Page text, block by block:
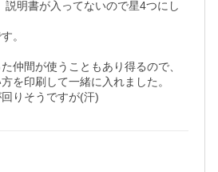
説明書が入ってないので星4つにし
。
仲間が使うこともあり得るので、
を印刷して一緒に入れました。
りそうですが(汗)